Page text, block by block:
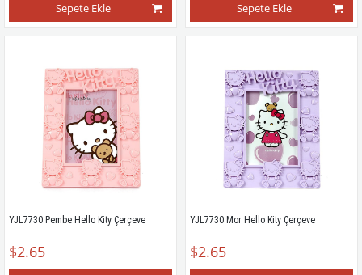
Sepete Ekle Sepete Ekle
YJL7730 Pembe Hello Kity Çerçeve
$2.65
YJL7730 Mor Hello Kity Çerçeve
$2.65